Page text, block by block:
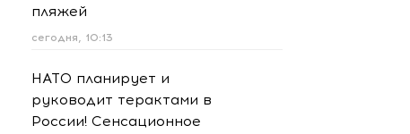
пляжей
сегодня, 10:13
НАТО планирует и
руководит терактами в
России! Сенсационное